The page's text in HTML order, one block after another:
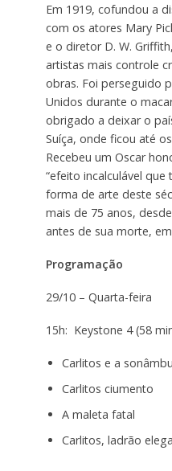
Em 1919, cofundou a
com os atores Mary
e o diretor D. W.
artistas mais controle
obras. Foi perseguido
Unidos durante o
obrigado a deixar o
Suíça, onde ficou até
Recebeu um Oscar
“efeito incalculável
forma de arte deste
mais de 75 anos,
antes de sua morte,
Programação
29/10 – Quarta-feira
15h: Keystone 4 (58
Carlitos e a
Carlitos ciumento
A maleta fatal
Carlitos, ladrão